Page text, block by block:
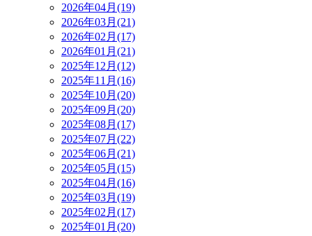
2026年04月(19)
2026年03月(21)
2026年02月(17)
2026年01月(21)
2025年12月(12)
2025年11月(16)
2025年10月(20)
2025年09月(20)
2025年08月(17)
2025年07月(22)
2025年06月(21)
2025年05月(15)
2025年04月(16)
2025年03月(19)
2025年02月(17)
2025年01月(20)